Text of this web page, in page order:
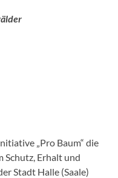
„Pro Baum“ die
Schutz, Erhalt und
Stadt Halle (Saale)